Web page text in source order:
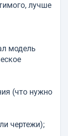
лучше
модель
(что нужно
чертежи);